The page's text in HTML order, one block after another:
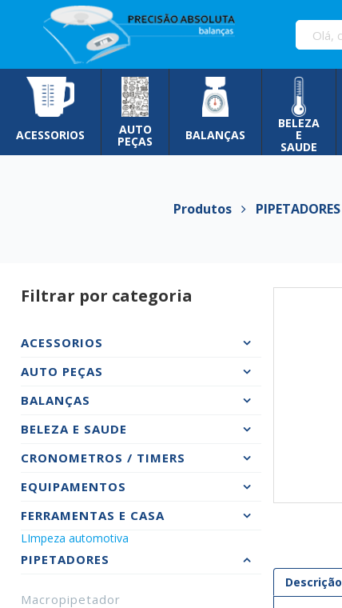
Pular
para
conteúdo
ACESSORIOS AUTO
PEÇAS BALANÇAS
BELEZA
E
SAUDE
Produtos PIPETADORES
Filtrar por categoria
ACESSORIOS
AUTO PEÇAS
BALANÇAS
BELEZA E SAUDE
CRONOMETROS / TIMERS
EQUIPAMENTOS
FERRAMENTAS E CASA
LImpeza automotiva
PIPETADORES
Macropipetador
Descrição